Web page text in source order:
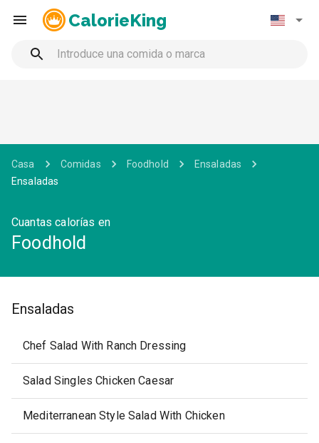
CalorieKing
Casa Comidas Foodhold
Ensaladas
Ensaladas
Cuantas calorías en
Foodhold
Ensaladas
Chef Salad With Ranch Dressing
Salad Singles Chicken Caesar
Mediterranean Style Salad With Chicken